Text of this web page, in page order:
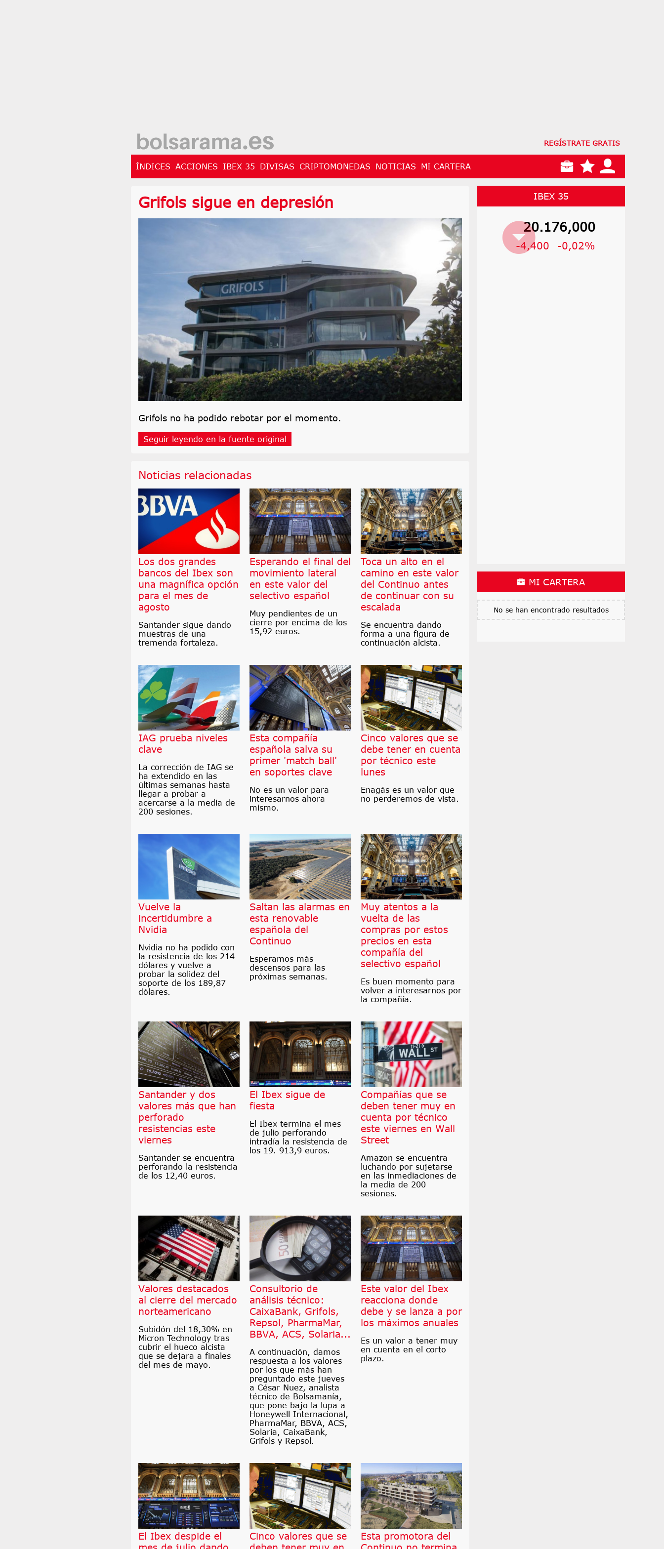
REGÍSTRATE GRATIS
ÍNDICES ACCIONES IBEX 35 DIVISAS CRIPTOMONEDAS NOTICIAS MI CARTERA
Grifols sigue en depresión
Grifols no ha podido rebotar por el momento.
Seguir leyendo en la fuente original
Noticias relacionadas
Los dos grandes
bancos del Ibex son
una magnífica opción
para el mes de
agosto
Santander sigue dando
muestras de una
tremenda fortaleza.
Esperando el final del
movimiento lateral
en este valor del
selectivo español
Muy pendientes de un
cierre por encima de los
15,92 euros.
Toca un alto en el
camino en este valor
del Continuo antes
de continuar con su
escalada
Se encuentra dando
forma a una figura de
continuación alcista.
IAG prueba niveles
clave
La corrección de IAG se
ha extendido en las
últimas semanas hasta
llegar a probar a
acercarse a la media de
200 sesiones.
Esta compañía
española salva su
primer 'match ball'
en soportes clave
No es un valor para
interesarnos ahora
mismo.
Cinco valores que se
debe tener en cuenta
por técnico este
lunes
Enagás es un valor que
no perderemos de vista.
Vuelve la
incertidumbre a
Nvidia
Nvidia no ha podido con
la resistencia de los 214
dólares y vuelve a
probar la solidez del
soporte de los 189,87
dólares.
Saltan las alarmas en
esta renovable
española del
Continuo
Esperamos más
descensos para las
próximas semanas.
Muy atentos a la
vuelta de las
compras por estos
precios en esta
compañía del
selectivo español
Es buen momento para
volver a interesarnos por
la compañía.
Santander y dos
valores más que han
perforado
resistencias este
viernes
Santander se encuentra
perforando la resistencia
de los 12,40 euros.
El Ibex sigue de
fiesta
El Ibex termina el mes
de julio perforando
intradía la resistencia de
los 19. 913,9 euros.
Compañías que se
deben tener muy en
cuenta por técnico
este viernes en Wall
Street
Amazon se encuentra
luchando por sujetarse
en las inmediaciones de
la media de 200
sesiones.
Valores destacados
al cierre del mercado
norteamericano
Subidón del 18,30% en
Micron Technology tras
cubrir el hueco alcista
que se dejara a finales
del mes de mayo.
Consultorio de
análisis técnico:
CaixaBank, Grifols,
Repsol, PharmaMar,
BBVA, ACS, Solaria...
A continuación, damos
respuesta a los valores
por los que más han
preguntado este jueves
a César Nuez, analista
técnico de Bolsamanía,
que pone bajo la lupa a
Honeywell Internacional,
PharmaMar, BBVA, ACS,
Solaria, CaixaBank,
Grifols y Repsol.
Este valor del Ibex
reacciona donde
debe y se lanza a por
los máximos anuales
Es un valor a tener muy
en cuenta en el corto
plazo.
El Ibex despide el
Cinco valores que se
Esta promotora del
IBEX 35
20.176,000
-4,400 -0,02%
MI CARTERA
No se han encontrado resultados